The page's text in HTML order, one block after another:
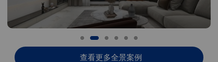
查看更多全景案例